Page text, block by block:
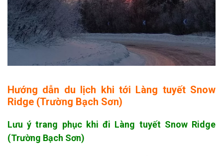
Hướng dẫn du lịch khi tới Làng tuyết Snow
Ridge (Trường Bạch Sơn)
Lưu ý trang phục khi đi Làng tuyết Snow Ridge
(Trường Bạch Sơn)